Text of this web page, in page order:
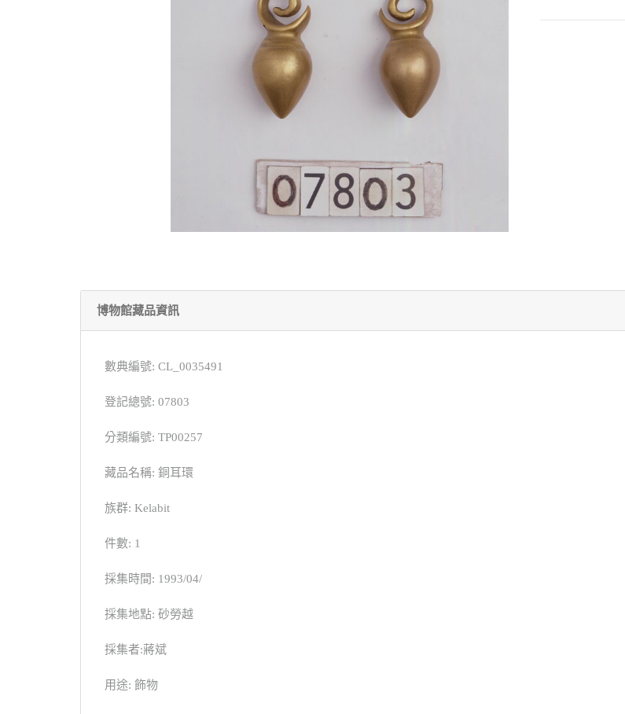
博物館藏品資訊
數典編號: CL_0035491
登記總號: 07803
分類編號: TP00257
藏品名稱: 銅耳環
族群: Kelabit
件數: 1
採集時間: 1993/04/
採集地點: 砂勞越
採集者:蔣斌
用途: 飾物